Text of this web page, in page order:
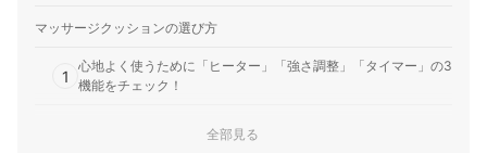
マッサージクッションの選び方
1
心地よく使うために「ヒーター」「強さ調整」「タイマー」の3
機能をチェック！
なら気にしなくてもOK
全部見る